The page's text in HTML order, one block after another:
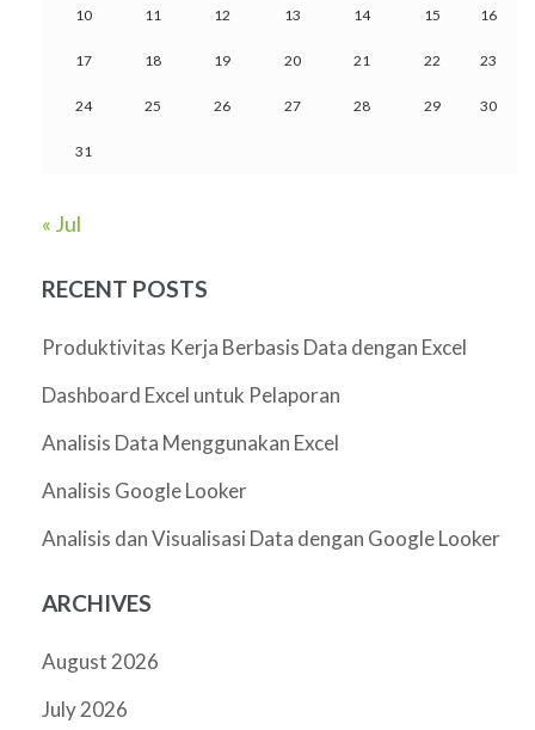
10 11 12 13 14 15 16
17 18 19 20 21 22 23
24 25 26 27 28 29 30
31
« Jul
RECENT POSTS
Produktivitas Kerja Berbasis Data dengan Excel
Dashboard Excel untuk Pelaporan
Analisis Data Menggunakan Excel
Analisis Google Looker
Analisis dan Visualisasi Data dengan Google Looker
ARCHIVES
August 2026
July 2026